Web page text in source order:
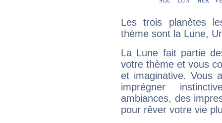
Les trois planètes
thème sont la Lune,
La Lune fait partie
votre thème et vous
et imaginative. Vous
imprégner
ambiances, des
pour rêver votre vie